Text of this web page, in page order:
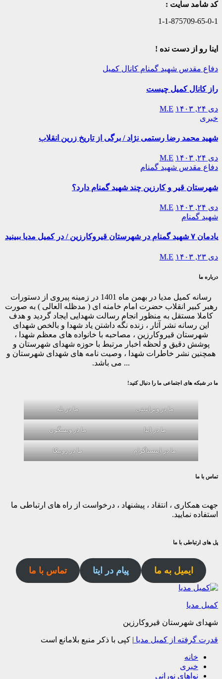
کد شامد سایت :
1-1-875709-65-0-1
اینا رو از دست نده !
دفاع مقدس شهید گمنام کانال کمیل
راز کانال کمیل چیست
دی ۲۴, ۱۴۰۳
M.E
خبری
شهید محمد رضا رستمی نژاد / برگی از تاریخ زرین انقلاب
دی ۲۴, ۱۴۰۳
M.E
دفاع مقدس شهید گمنام
شهرستان قیر و کارزین چند شهید گمنام دارد؟
دی ۲۴, ۱۴۰۳
M.E
شهید گمنام
یادمان ۷ شهید گمنام در شهرستان قیروکارزین / در کمیل مدیا ببینید
دی ۲۳, ۱۴۰۳ M.E
درباره ما
رسانه کمیل مدیا در بهمن ماه 1401 در زمینه پیروی از دستورات
رهبر کبیر انقلاب حضرت امام خامنه ای ( مدظله العالی ) به صورت
کاملا مستقل به منظور انجام رسالت شهدایی ایجاد گردید و هدف
این رسانه نشر آثار ، زنده نگه داشتن یاد شهدا و بالخص شهدای
شهرستان قیروکارزین ، مصاحبه با خانواده های معظم شهدا ،
پوشش دقیق و لحظه اخبار مرتبط با حوزه شهدای شهرستان و
همچنین نشر خاطرات شهدا ، وصیت نامه های شهدای شهرستان و
... می باشد.
ما در شبکه های اجتماعی ما را دنبال کنید!
ما در ویراستی ما در بله
ما در ایتا ما در ویسگون
ما در اینستاگرام ما در روبیکا
تماس با ما
جهت همکاری ، انتقاد ، پیشنهاد ، درخواست از راه های ارتباطی ما
استفاده نمایید.
پل های ارتباطی با ما
ایمیل به ما پیام در ایتا تماس با ما
کمیل مدیا
شهدای شهرستان قیروکارزین
قدرت گرفته از کمیل مدیا | کپی با ذکر منبع بلامانع است
خانه
خبری
نواهای نورانی